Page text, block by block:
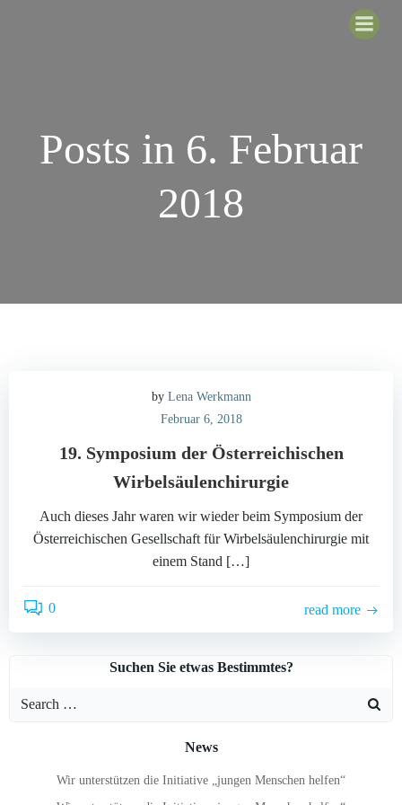
Posts in 6. Februar
2018
by Lena Werkmann
Februar 6, 2018
19. Symposium der Österreichischen
Wirbelsäulenchirurgie
Auch dieses Jahr waren wir wieder beim Symposium der
Österreichischen Gesellschaft für Wirbelsäulenchirurgie mit
einem Stand […]
0 read more
Suchen Sie etwas Bestimmtes?
Search
News
Wir unterstützen die Initiative „jungen Menschen helfen“